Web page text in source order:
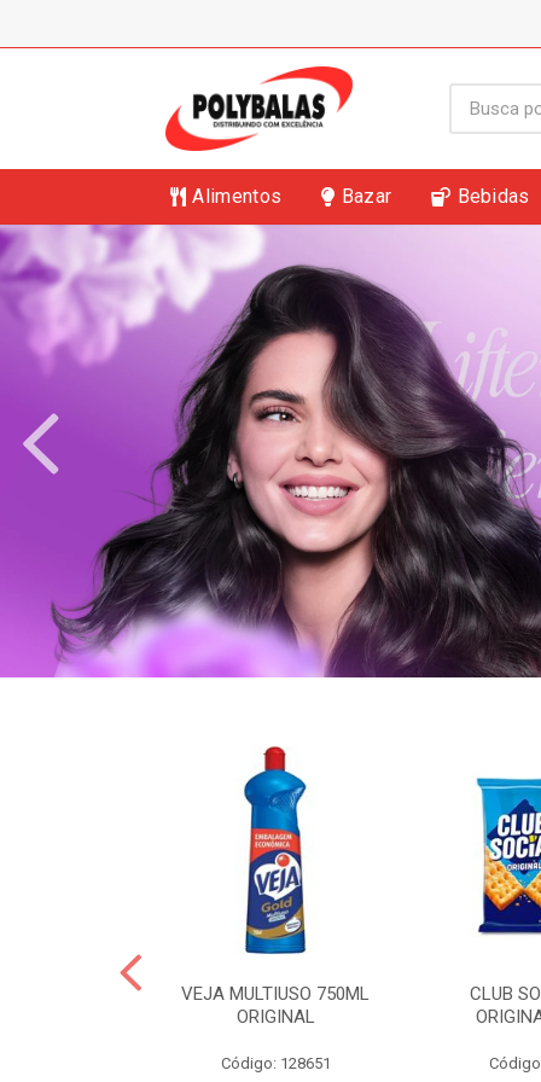
Alimentos Bazar Bebidas
VEJA MULTIUSO 750ML
ORIGINAL
Código: 128651
CLUB